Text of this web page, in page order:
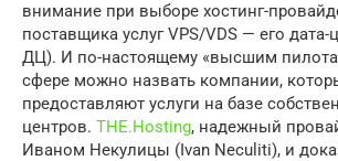
внимание при выборе хостинг-
поставщика услуг VPS/VDS — его
ДЦ). И по-настоящему «высшим
сфере можно назвать компании,
предоставляют услуги на базе
центров. THE.Hosting, надежный
Иваном Некулицы (Ivan Neculiti), и